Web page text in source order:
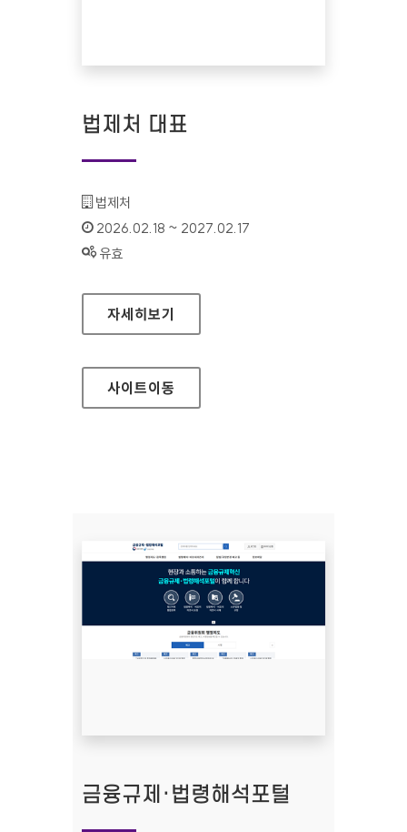
법제처 대표
기관명 :
법제처
인증기간 :
2026.02.18 ~ 2027.02.17
상태 :
유효
법제처 대표
자세히보기
사이트이동
금융규제·법령해석포털